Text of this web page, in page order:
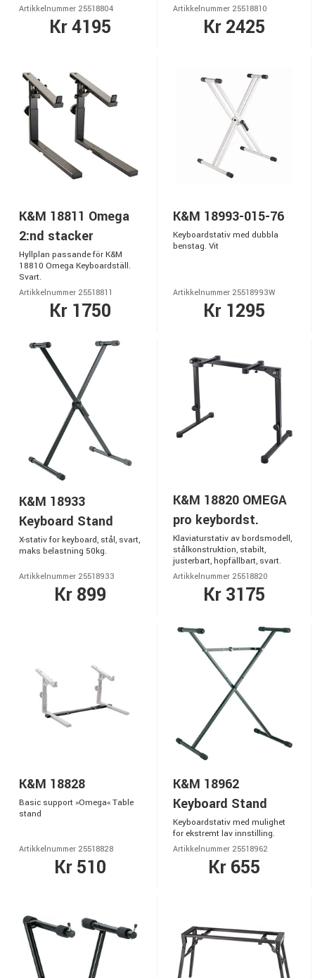
Artikkelnummer 25518804
Kr 4195
Artikkelnummer 25518810
Kr 2425
K&M 18811 Omega
2:nd stacker
Hyllplan passande för K&M
18810 Omega Keyboardställ.
Svart.
Artikkelnummer 25518811
Kr 1750
K&M 18993-015-76
Keyboardstativ med dubbla
benstag. Vit
Artikkelnummer 25518993W
Kr 1295
K&M 18933
Keyboard Stand
X-stativ for keyboard, stål, svart,
maks belastning 50kg.
Artikkelnummer 25518933
Kr 899
K&M 18820 OMEGA
pro keybordst.
Klaviaturstativ av bordsmodell,
stålkonstruktion, stabilt,
justerbart, hopfällbart, svart.
Artikkelnummer 25518820
Kr 3175
K&M 18828
Basic support »Omega« Table
stand
Artikkelnummer 25518828
Kr 510
K&M 18962
Keyboard Stand
Keyboardstativ med mulighet
for ekstremt lav innstilling.
Artikkelnummer 25518962
Kr 655